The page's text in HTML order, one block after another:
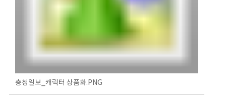
충청일보_캐릭터 상품화.PNG